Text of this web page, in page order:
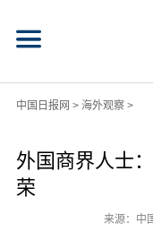
中国日报网 > 海外观察>
外国商界人士
荣
来源：中